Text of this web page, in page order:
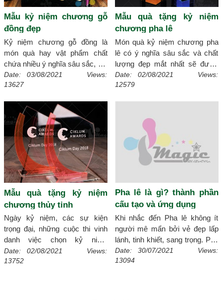
Mẫu kỷ niệm chương gỗ
đồng đẹp
Kỷ niệm chương gỗ đồng là
món quà hay vật phẩm chất
chứa nhiều ý nghĩa sâu sắc, giá
trị của sản phẩm được thể hiện
chính nội dung câu từ truyền
vẹn. Cùng ngắm nghía qua
những mẫu kỷ niệm chương gỗ
đồng đẹp được nhiều người ưa
chuộng nhất hiện nay.[Chi tiết]
Date: 03/08/2021 Views:
13627
Mẫu quà tặng kỷ niệm
chương pha lê
Món quà kỷ niệm chương pha
lê có ý nghĩa sâu sắc và chất
lượng đẹp mắt nhất sẽ được
các doanh nghiệp tổ chức làm
vật phẩm trao tặng mang giá trị
tặng kỷ niệm chương pha lê
độc đáo? Cùng tham khảo mẫu
quà tặng kỷ niệm chương pha
lê tại xmagic mang lại ý tưởng
tuyệt vời cho bạn.[Chi tiết]
Date: 02/08/2021 Views:
12579
Mẫu quà tặng kỷ niệm
chương thủy tinh
Ngày kỷ niệm, các sự kiện
trọng đại, những cuộc thi vinh
danh việc chọn kỷ niệm
chương thủy tinh làm món quà
độc đáo chính là ý tưởng sâu
Date: 02/08/2021 Views:
13752
Pha lê là gì? thành phần
cấu tạo và ứng dụng
Khi nhắc đến Pha lê không ít
người mê mẩn bởi vẻ đẹp lấp
lánh, tinh khiết, sang trọng. Pha
lê không chỉ làm nữ trang quý
giá mà hiện nay các loại vật
Date: 30/07/2021 Views:
13094